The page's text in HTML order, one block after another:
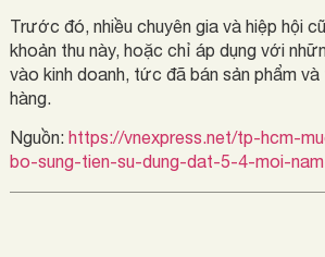
Trước đó, nhiều chuyên gia và hiệp hội
khoản thu này, hoặc chỉ áp dụng với
vào kinh doanh, tức đã bán sản phẩm
hàng.
Nguồn: https://vnexpress.net/tp-hcm-
bo-sung-tien-su-dung-dat-5-4-moi-